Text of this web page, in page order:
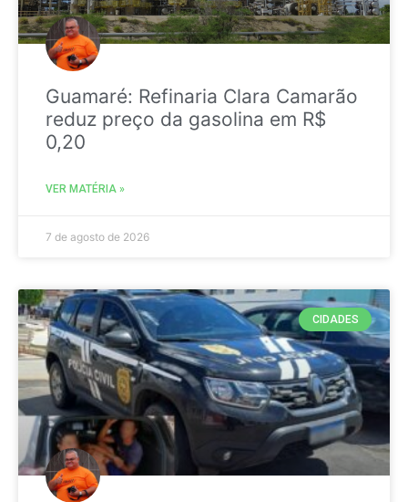
Guamaré: Refinaria Clara Camarão
reduz preço da gasolina em R$
0,20
VER MATÉRIA »
7 de agosto de 2026
CIDADES